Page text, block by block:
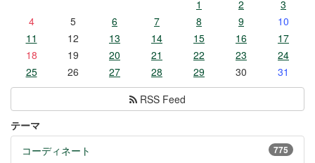
1
2
3
4
5 6 7 8 9
10
11
12 13 14 15 16
17
18
19 20 21 22 23
24
25
26 27 28 29 30
31
RSS Feed
テーマ
775
コーディネート